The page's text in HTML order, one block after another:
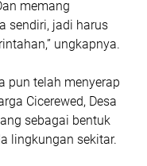
memang
sendiri, jadi harus
ungkapnya.
pun telah menyerap
Cicerewed, Desa
sebagai bentuk
lingkungan sekitar.